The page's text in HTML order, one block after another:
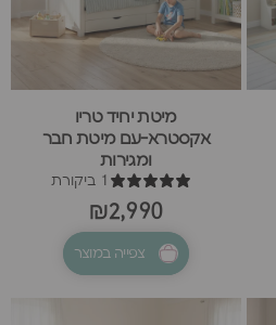
מיטת יחיד טריו
אקסטרא-עם מיטת חבר
ומגירות
1 ביקורת
₪2,990
צפייה במוצר